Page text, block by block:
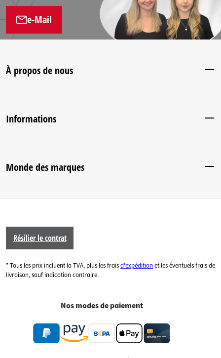
e-Mail
À propos de nous
Informations
Monde des marques
Résilier le contrat
* Tous les prix incluent la TVA, plus les fraisd'expéditionet les éventuels frais de
livraison, sauf indication contraire.
Nos modes de paiement